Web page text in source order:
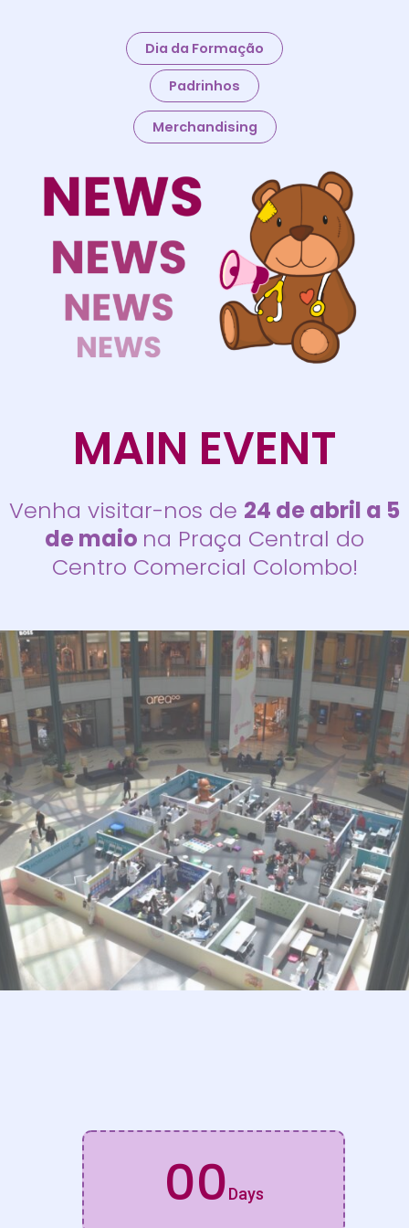
Dia da Formação
Padrinhos
Merchandising
MAIN EVENT
Venha visitar-nos de 24 de abril a 5
de maio na Praça Central do
Centro Comercial Colombo!
00Days